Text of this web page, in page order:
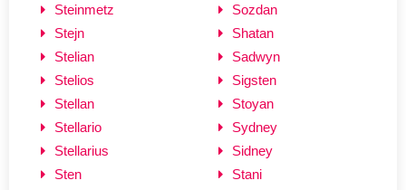
Steinmetz
Stejn
Stelian
Stelios
Stellan
Stellario
Stellarius
Sten
Sozdan
Shatan
Sadwyn
Sigsten
Stoyan
Sydney
Sidney
Stani